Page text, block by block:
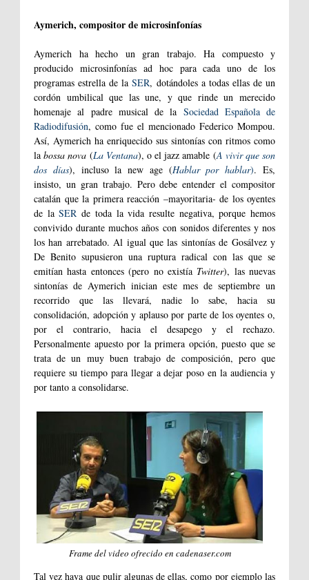
Aymerich, compositor de microsinfonías
Aymerich ha hecho un gran trabajo. Ha compuesto y
producido microsinfonías ad hoc para cada uno de los
programas estrella de laSER, dotándoles a todas ellas de un
cordón umbilical que las une, y que rinde un merecido
homenaje al padre musical de la Sociedad Española de
Radiodifusión, como fue el mencionado Federico Mompou.
Así, Aymerich ha enriquecido sus sintonías con ritmos como
labossa nova (La Ventana), o el jazz amable (A vivir que son
dos días), incluso la new age (Hablar por hablar). Es,
insisto, un gran trabajo. Pero debe entender el compositor
catalán que la primera reacción –mayoritaria- de los oyentes
de laSER de toda la vida resulte negativa, porque hemos
convivido durante muchos años con sonidos diferentes y nos
los han arrebatado. Al igual que las sintonías de Gosálvez y
De Benito supusieron una ruptura radical con las que se
emitían hasta entonces (pero no existía Twitter), las nuevas
sintonías de Aymerich inician este mes de septiembre un
recorrido que las llevará, nadie lo sabe, hacia su
consolidación, adopción y aplauso por parte de los oyentes o,
por el contrario, hacia el desapego y el rechazo.
Personalmente apuesto por la primera opción, puesto que se
trata de un muy buen trabajo de composición, pero que
requiere su tiempo para llegar a dejar poso en la audiencia y
por tanto a consolidarse.
Frame del video ofrecido en cadenaser.com
Tal vez haya que pulir algunas de ellas, como por ejemplo las